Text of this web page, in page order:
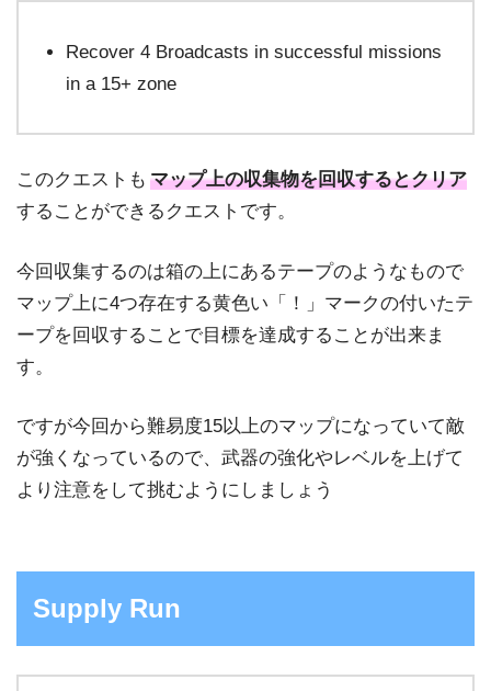
Recover 4 Broadcasts in successful missions
in a 15+ zone
このクエストも マップ上の収集物を回収するとクリア
することができるクエストです。
今回収集するのは箱の上にあるテープのようなもので
マップ上に4つ存在する黄色い「！」マークの付いたテ
ープを回収することで目標を達成することが出来ま
す。
ですが今回から難易度15以上のマップになっていて敵
が強くなっているので、武器の強化やレベルを上げて
より注意をして挑むようにしましょう
Supply Run